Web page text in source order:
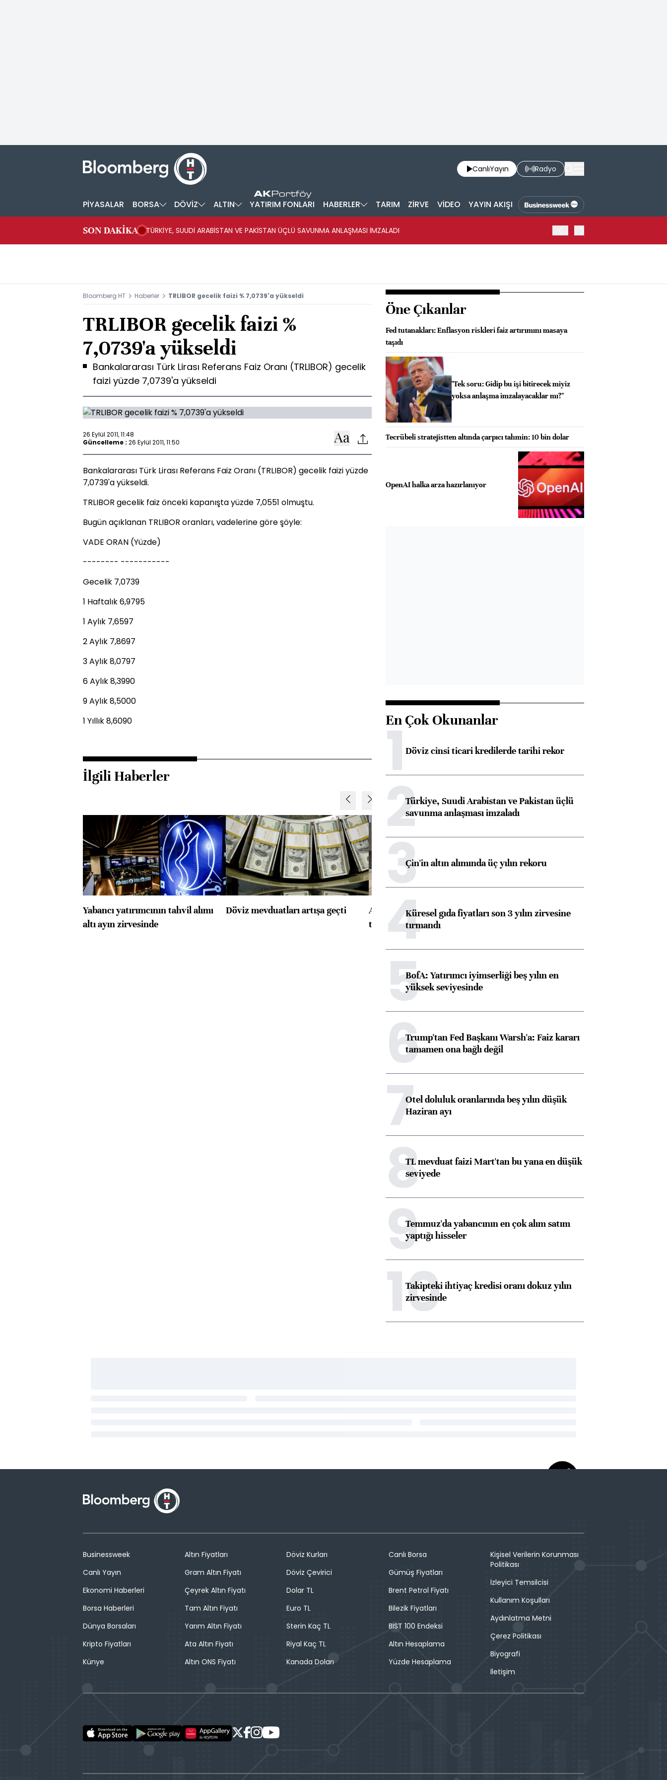
CanlıYayın Radyo
PİYASALAR BORSA DÖVİZ ALTIN YATIRIM FONLARI HABERLER TARIM ZİRVE VİDEO YAYIN AKIŞI
SON DAKİKA TÜRKİYE, SUUDİ ARABİSTAN VE PAKİSTAN ÜÇLÜ SAVUNMA ANLAŞMASI İMZALADI
Bloomberg HT Haberler TRLIBOR gecelik faizi % 7,0739'a yükseldi
TRLIBOR gecelik faizi %
7,0739'a yükseldi
Bankalararası Türk Lirası Referans Faiz Oranı (TRLIBOR) gecelik
faizi yüzde 7,0739'a yükseldi
26 Eylül 2011, 11:48
Güncelleme : 26 Eylül 2011, 11:50
Bankalararası Türk Lirası Referans Faiz Oranı (TRLIBOR) gecelik faizi yüzde
7,0739'a yükseldi.
TRLIBOR gecelik faiz önceki kapanışta yüzde 7,0551 olmuştu.
Bugün açıklanan TRLIBOR oranları, vadelerine göre şöyle:
VADE ORAN (Yüzde)
-------- -----------
Gecelik 7,0739
1 Haftalık 6,9795
1 Aylık 7,6597
2 Aylık 7,8697
3 Aylık 8,0797
6 Aylık 8,3990
9 Aylık 8,5000
1 Yıllık 8,6090
İlgili Haberler
Yabancı yatırımcının tahvil alımı
altı ayın zirvesinde
Döviz mevduatları artışa geçti
ABD'de konut başlangıçları
toparlandı
görüşmelere hazırlanıyor
Öne Çıkanlar
Fed tutanakları: Enflasyon riskleri faiz artırımını masaya
taşıdı
"Tek soru: Gidip bu işi bitirecek miyiz
yoksa anlaşma imzalayacaklar mı?"
Tecrübeli stratejistten altında çarpıcı tahmin: 10 bin dolar
OpenAI halka arza hazırlanıyor
En Çok Okunanlar
1Döviz cinsi ticari kredilerde tarihi rekor
2Türkiye, Suudi Arabistan ve Pakistan üçlü
savunma anlaşması imzaladı
3Çin'in altın alımında üç yılın rekoru
4Küresel gıda fiyatları son 3 yılın zirvesine
tırmandı
5BofA: Yatırımcı iyimserliği beş yılın en
yüksek seviyesinde
6Trump'tan Fed Başkanı Warsh'a: Faiz kararı
tamamen ona bağlı değil
7Otel doluluk oranlarında beş yılın düşük
Haziran ayı
8TL mevduat faizi Mart'tan bu yana en düşük
seviyede
9Temmuz'da yabancının en çok alım satım
yaptığı hisseler
10
Takipteki ihtiyaç kredisi oranı dokuz yılın
zirvesinde
Businessweek
Canlı Yayın
Ekonomi Haberleri
Borsa Haberleri
Dünya Borsaları
Kripto Fiyatları
Künye
Altın Fiyatları
Gram Altın Fiyatı
Çeyrek Altın Fiyatı
Tam Altın Fiyatı
Yarım Altın Fiyatı
Ata Altın Fiyatı
Altın ONS Fiyatı
Döviz Kurları
Döviz Çevirici
Dolar TL
Euro TL
Sterin Kaç TL
Riyal Kaç TL
Kanada Doları
Canlı Borsa
Gümüş Fiyatları
Brent Petrol Fiyatı
Bilezik Fiyatları
BIST 100 Endeksi
Altın Hesaplama
Yüzde Hesaplama
Kişisel Verilerin Korunması
Politikası
İzleyici Temsilcisi
Kullanım Koşulları
Aydınlatma Metni
Çerez Politikası
Biyografi
İletişim